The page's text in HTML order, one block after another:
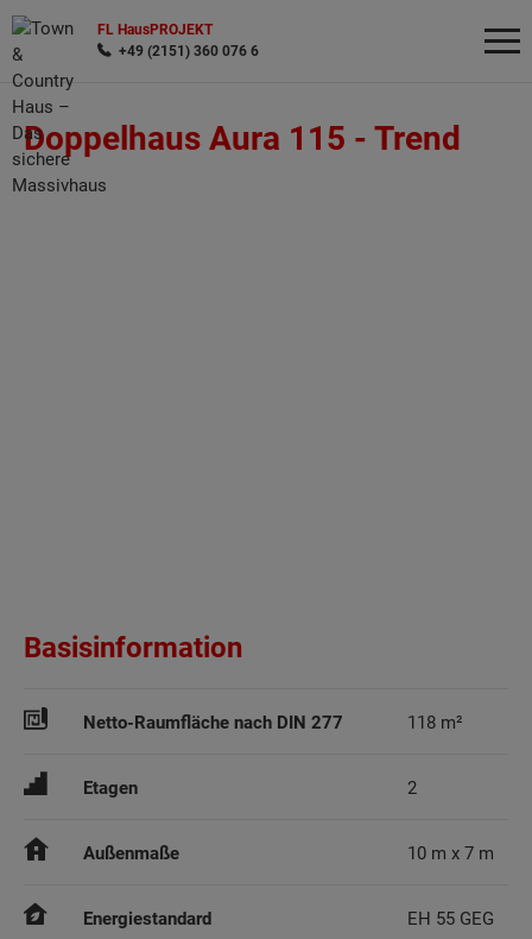
FL HausPROJEKT
+49 (2151) 360 076 6
Doppelhaus Aura 115 - Trend
Basisinformation
Netto-Raumfläche nach DIN 277 118 m²
Etagen 2
Außenmaße 10 m x 7 m
Energiestandard EH 55 GEG
Wonach möchten Sie suchen?